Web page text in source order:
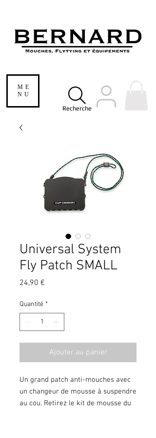
ME
NU
Recherche
Universal System
Fly Patch SMALL
24,90 €
Quantité *
Ajouter au panier
Un grand patch anti-mouches avec
un changeur de mousse à suspendre
au cou. Retirez le kit de mousse du